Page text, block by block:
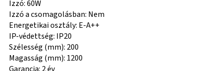
Izzó: 60W
Izzó a csomagolásban: Nem
Energetikai osztály: E-A++
IP-védettség: IP20
Szélesség (mm): 200
Magasság (mm): 1200